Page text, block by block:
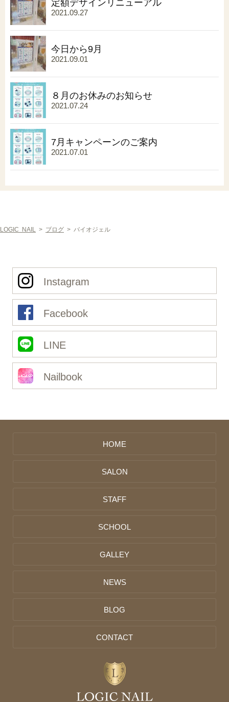
2021.09.27
今日から9月
2021.09.01
８月のお休みのお知らせ
2021.07.24
7月キャンペーンのご案内
2021.07.01
LOGIC NAIL > ブログ > バイオジェル
Instagram
Facebook
LINE
Nailbook
HOME
SALON
STAFF
SCHOOL
GALLEY
NEWS
BLOG
CONTACT